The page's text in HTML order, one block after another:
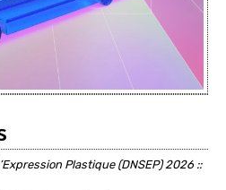
Plastique (DNSEP) 2026 ::